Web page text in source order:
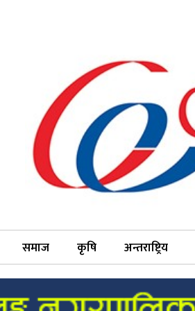
समाज कृषि अन्तराष्ट्रिय